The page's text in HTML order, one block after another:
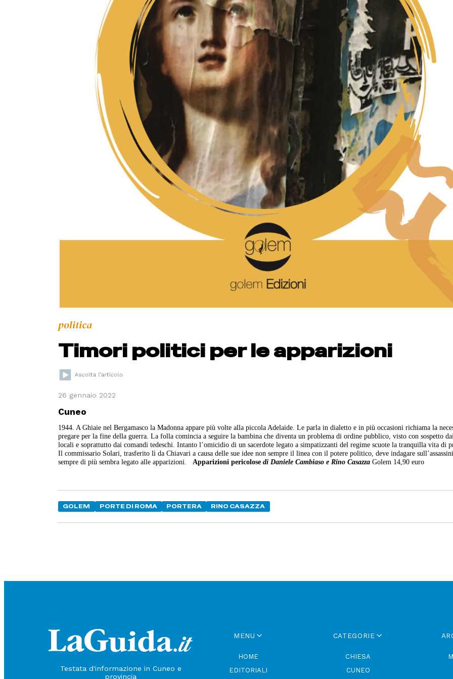
politica
Timori politici per le apparizioni
26 gennaio 2022
Cuneo
1944. A Ghiaie nel Bergamasco la Madonna appare più volte alla piccola Adelaide. Le parla in dialetto e in più occasioni richiama la
pregare per la fine della guerra. La folla comincia a seguire la bambina che diventa un problema di ordine pubblico, visto con sospetto
locali e soprattutto dai comandi tedeschi. Intanto l’omicidio di un sacerdote legato a simpatizzanti del regime scuote la tranquilla vita di
Il commissario Solari, trasferito lì da Chiavari a causa delle sue idee non sempre il linea con il potere politico, deve indagare
sempre di più sembra legato alle apparizioni.
Apparizioni pericolose di Daniele Cambiaso e Rino Casazza Golem 14,90 euro
GOLEM PORTE DI ROMA PORTERA RINO CASAZZA
Testata d'informazione in Cuneo e
provincia
MENU
HOME
EDITORIALI
CATEGORIE
CHIESA
CUNEO